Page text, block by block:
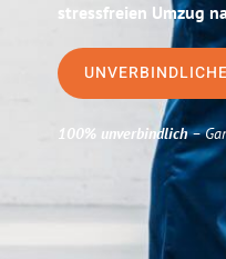
stressfreien Umzug
100% unverbindlich–